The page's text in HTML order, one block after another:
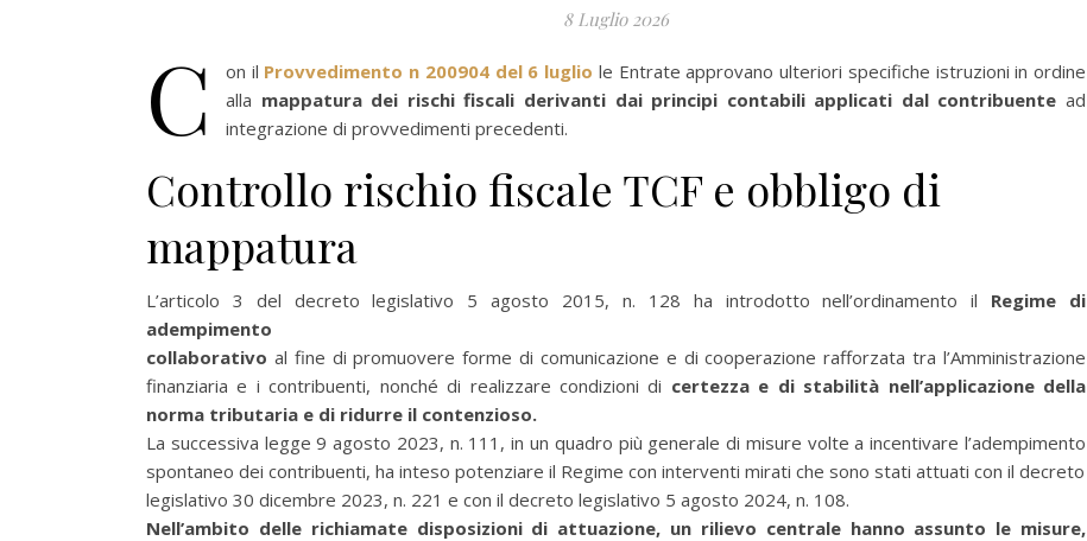
8 Luglio 2026
C on il Provvedimento n 200904 del 6 luglio le Entrate approvano ulteriori specifiche istruzioni in ordine
alla mappatura dei rischi fiscali derivanti dai principi contabili applicati dal contribuentead
integrazione di provvedimenti precedenti.
Controllo rischio fiscale TCF e obbligo di
mappatura
L’articolo 3 del decreto legislativo 5 agosto 2015, n. 128 ha introdotto nell’ordinamento il Regime di
adempimento
collaborativo al fine di promuovere forme di comunicazione e di cooperazione rafforzata tra l’Amministrazione
finanziaria e i contribuenti, nonché di realizzare condizioni di certezza e di stabilità nell’applicazione della
norma tributaria e di ridurre il contenzioso.
La successiva legge 9 agosto 2023, n. 111, in un quadro più generale di misure volte a incentivare l’adempimento
spontaneo dei contribuenti, ha inteso potenziare il Regime con interventi mirati che sono stati attuati con il decreto
legislativo 30 dicembre 2023, n. 221 e con il decreto legislativo 5 agosto 2024, n. 108.
Nell’ambito delle richiamate disposizioni di attuazione, un rilievo centrale hanno assunto le misure,